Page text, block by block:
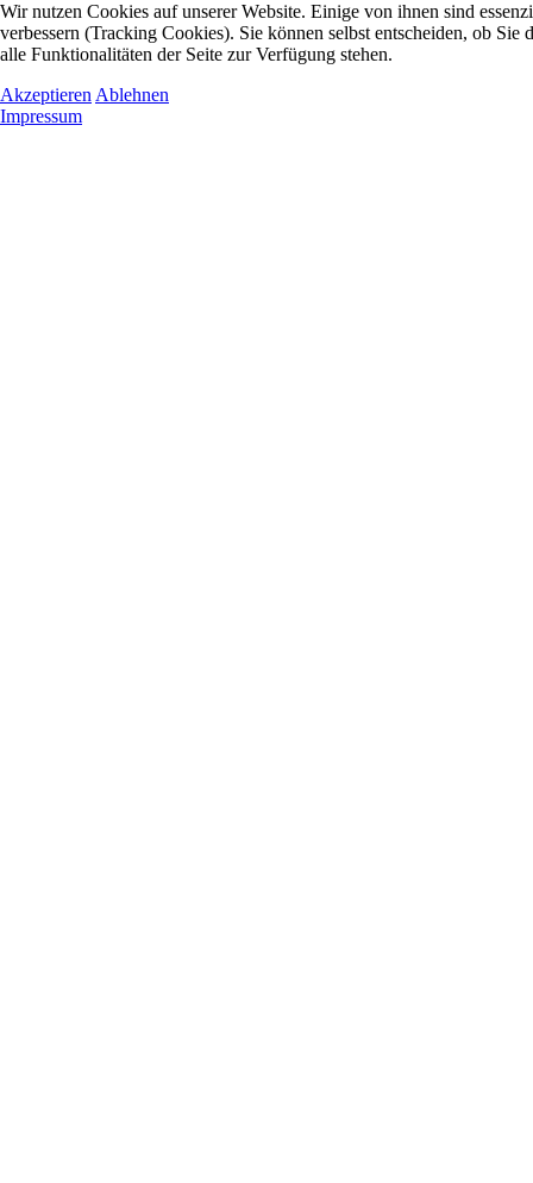
Wir nutzen Cookies auf unserer Website. Einige von ihnen sind
verbessern (Tracking Cookies). Sie können selbst entscheiden, ob
alle Funktionalitäten der Seite zur Verfügung stehen.
Akzeptieren Ablehnen
Impressum